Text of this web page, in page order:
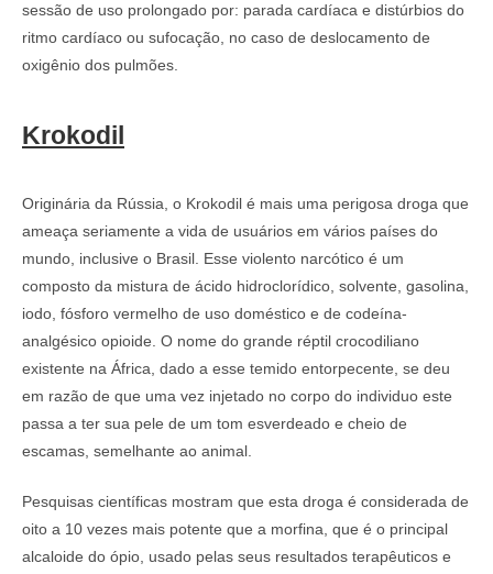
sessão de uso prolongado por: parada cardíaca e distúrbios do
ritmo cardíaco ou sufocação, no caso de deslocamento de
oxigênio dos pulmões.
Krokodil
Originária da Rússia, o Krokodil é mais uma perigosa droga que
ameaça seriamente a vida de usuários em vários países do
mundo, inclusive o Brasil. Esse violento narcótico é um
composto da mistura de ácido hidroclorídico, solvente, gasolina,
iodo, fósforo vermelho de uso doméstico e de codeína-
analgésico opioide. O nome do grande réptil crocodiliano
existente na África, dado a esse temido entorpecente, se deu
em razão de que uma vez injetado no corpo do individuo este
passa a ter sua pele de um tom esverdeado e cheio de
escamas, semelhante ao animal.
Pesquisas científicas mostram que esta droga é considerada de
oito a 10 vezes mais potente que a morfina, que é o principal
alcaloide do ópio, usado pelas seus resultados terapêuticos e